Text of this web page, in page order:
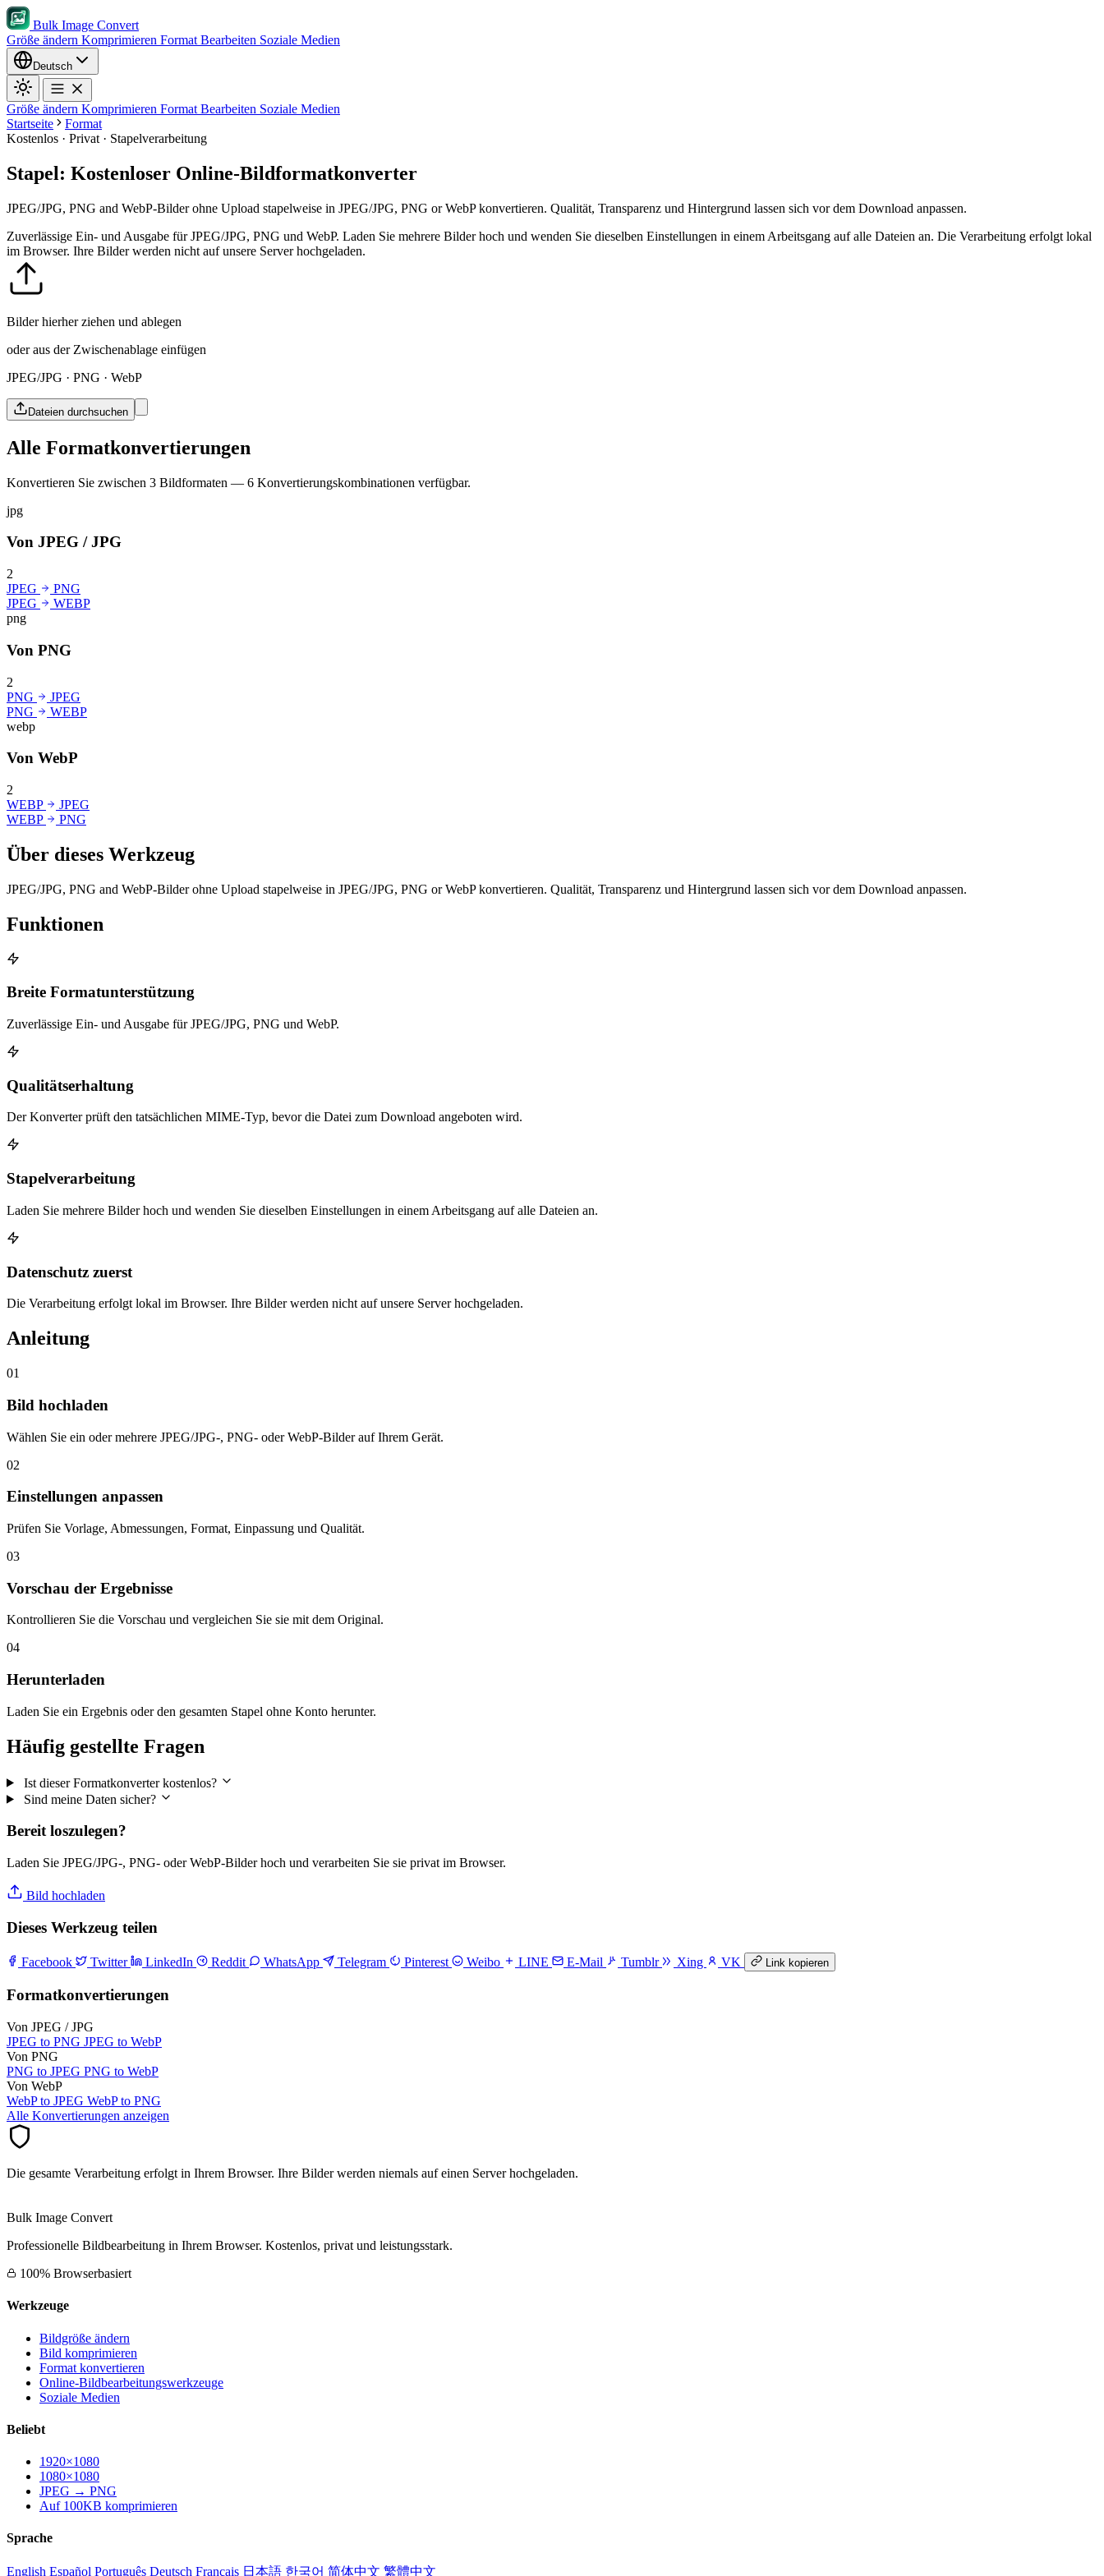
Bulk Image Convert
Größe ändern Komprimieren Format Bearbeiten Soziale Medien
Deutsch
Größe ändern Komprimieren Format Bearbeiten Soziale Medien
Startseite
Format
Kostenlos · Privat · Stapelverarbeitung
Stapel: Kostenloser Online-Bildformatkonverter
JPEG/JPG, PNG and WebP-Bilder ohne Upload stapelweise in JPEG/JPG, PNG or WebP konvertieren. Qualität, Transparenz und Hintergrund lassen sich vor dem Download anpassen.
Zuverlässige Ein- und Ausgabe für JPEG/JPG, PNG und WebP. Laden Sie mehrere Bilder hoch und wenden Sie dieselben Einstellungen in einem Arbeitsgang auf alle Dateien an. Die Verarbeitung erfolgt lokal
im Browser. Ihre Bilder werden nicht auf unsere Server hochgeladen.
Bilder hierher ziehen und ablegen
oder aus der Zwischenablage einfügen
JPEG/JPG · PNG · WebP
Dateien durchsuchen
Alle Formatkonvertierungen
Konvertieren Sie zwischen 3 Bildformaten — 6 Konvertierungskombinationen verfügbar.
jpg
Von JPEG / JPG
2
JPEG
PNG
JPEG
WEBP
png
Von PNG
2
PNG
JPEG
PNG
WEBP
webp
Von WebP
2
WEBP
JPEG
WEBP
PNG
Über dieses Werkzeug
JPEG/JPG, PNG and WebP-Bilder ohne Upload stapelweise in JPEG/JPG, PNG or WebP konvertieren. Qualität, Transparenz und Hintergrund lassen sich vor dem Download anpassen.
Funktionen
Breite Formatunterstützung
Zuverlässige Ein- und Ausgabe für JPEG/JPG, PNG und WebP.
Qualitätserhaltung
Der Konverter prüft den tatsächlichen MIME-Typ, bevor die Datei zum Download angeboten wird.
Stapelverarbeitung
Laden Sie mehrere Bilder hoch und wenden Sie dieselben Einstellungen in einem Arbeitsgang auf alle Dateien an.
Datenschutz zuerst
Die Verarbeitung erfolgt lokal im Browser. Ihre Bilder werden nicht auf unsere Server hochgeladen.
Anleitung
01
Bild hochladen
Wählen Sie ein oder mehrere JPEG/JPG-, PNG- oder WebP-Bilder auf Ihrem Gerät.
02
Einstellungen anpassen
Prüfen Sie Vorlage, Abmessungen, Format, Einpassung und Qualität.
03
Vorschau der Ergebnisse
Kontrollieren Sie die Vorschau und vergleichen Sie sie mit dem Original.
04
Herunterladen
Laden Sie ein Ergebnis oder den gesamten Stapel ohne Konto herunter.
Häufig gestellte Fragen
Ist dieser Formatkonverter kostenlos?
Sind meine Daten sicher?
Bereit loszulegen?
Laden Sie JPEG/JPG-, PNG- oder WebP-Bilder hoch und verarbeiten Sie sie privat im Browser.
Bild hochladen
Dieses Werkzeug teilen
Facebook Twitter LinkedIn Reddit WhatsApp Telegram Pinterest Weibo LINE E-Mail Tumblr Xing VK Link kopieren
Formatkonvertierungen
Von JPEG / JPG
JPEG to PNG JPEG to WebP
Von PNG
PNG to JPEG PNG to WebP
Von WebP
WebP to JPEG WebP to PNG
Alle Konvertierungen anzeigen
Die gesamte Verarbeitung erfolgt in Ihrem Browser. Ihre Bilder werden niemals auf einen Server hochgeladen.
Bulk Image Convert
Professionelle Bildbearbeitung in Ihrem Browser. Kostenlos, privat und leistungsstark.
100% Browserbasiert
Werkzeuge
Bildgröße ändern
Bild komprimieren
Format konvertieren
Online-Bildbearbeitungswerkzeuge
Soziale Medien
Beliebt
1920×1080
1080×1080
JPEG → PNG
Auf 100KB komprimieren
Sprache
English Español Português Deutsch Français 日本語 한국어 简体中文 繁體中文